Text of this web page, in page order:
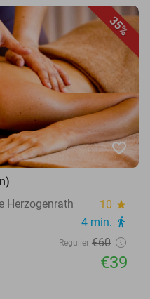
35%
favorite_border
Herzogenrath
10 star
4 min. directions_walk
Regulier €60
€39